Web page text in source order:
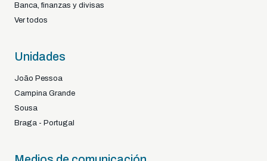
Banca, finanzas y divisas
Ver todos
Unidades
João Pessoa
Campina Grande
Sousa
Braga - Portugal